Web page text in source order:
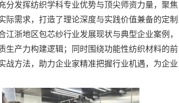
分发挥纺织学科专业优势与顶尖师资力量，聚焦
需求，打造了理论深度与实践价值兼备的定制
浙地区包芯纱行业发展现状与典型企业案例，
生产力构建逻辑；同时围绕功能性纺织材料的前
战方法，助力企业家精准把握行业机遇，为企业